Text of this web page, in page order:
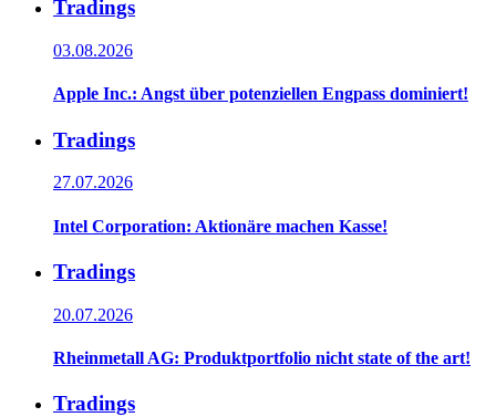
Tradings
03.08.2026
Apple Inc.: Angst über potenziellen Engpass dominiert!
Tradings
27.07.2026
Intel Corporation: Aktionäre machen Kasse!
Tradings
20.07.2026
Rheinmetall AG: Produktportfolio nicht state of the art!
Tradings